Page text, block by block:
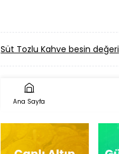
Süt Tozlu Kahve besin değeri
Ana Sayfa